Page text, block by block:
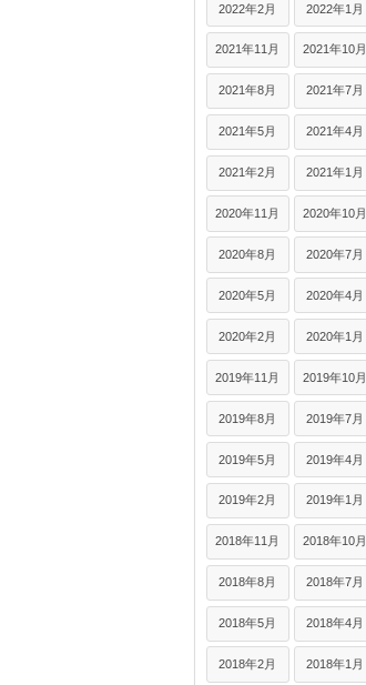
2022年2月 2022年1月
2021年11月 2021年10月
2021年8月 2021年7月
2021年5月 2021年4月
2021年2月 2021年1月
2020年11月 2020年10月
2020年8月 2020年7月
2020年5月 2020年4月
2020年2月 2020年1月
2019年11月 2019年10月
2019年8月 2019年7月
2019年5月 2019年4月
2019年2月 2019年1月
2018年11月 2018年10月
2018年8月 2018年7月
2018年5月 2018年4月
2018年2月 2018年1月